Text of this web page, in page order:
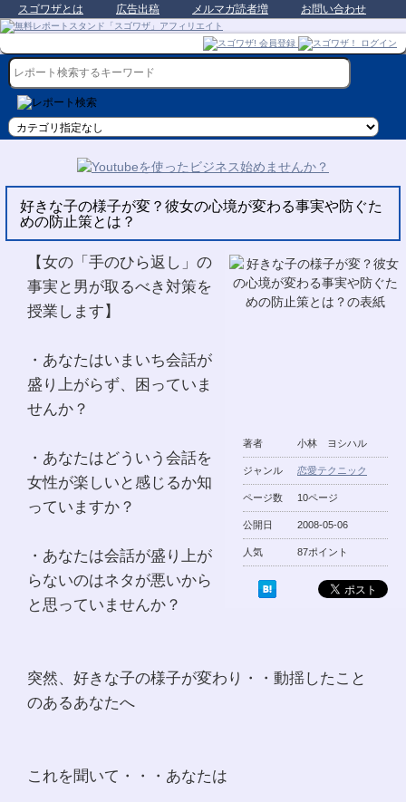
スゴワザとは 広告出稿 メルマガ読者増 お問い合わせ
好きな子の様子が変？彼女の心境が変わる事実や防ぐた
めの防止策とは？
著者 小林 ヨシハル
ジャンル 恋愛テクニック
ページ数 10ページ
公開日 2008-05-06
人気 87ポイント
【女の「手のひら返し」の
事実と男が取るべき対策を
授業します】
・あなたはいまいち会話が
盛り上がらず、困っていま
せんか？
・あなたはどういう会話を
女性が楽しいと感じるか知
っていますか？
・あなたは会話が盛り上が
らないのはネタが悪いから
と思っていませんか？
突然、好きな子の様子が変わり・・動揺したこと
のあるあなたへ
これを聞いて・・・あなたは